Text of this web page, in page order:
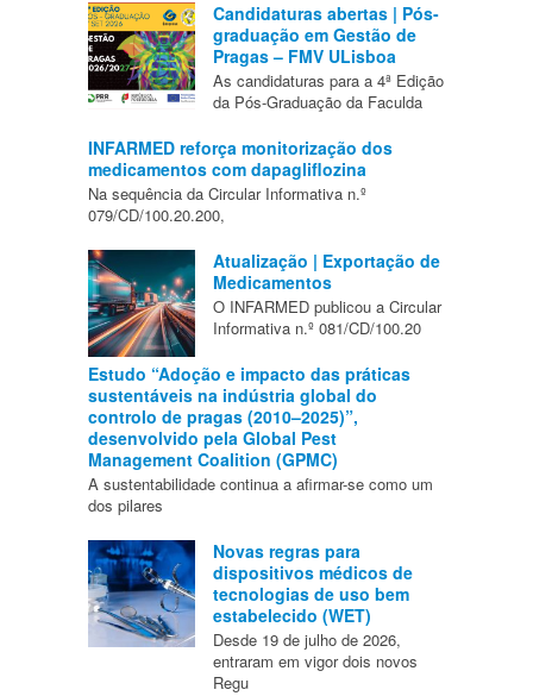
Candidaturas abertas | Pós-
graduação em Gestão de
Pragas – FMV ULisboa
As candidaturas para a 4ª Edição
da Pós-Graduação da Faculda
INFARMED reforça monitorização dos
medicamentos com dapagliflozina
Na sequência da Circular Informativa n.º
079/CD/100.20.200,
Atualização | Exportação de
Medicamentos
O INFARMED publicou a Circular
Informativa n.º 081/CD/100.20
Estudo “Adoção e impacto das práticas
sustentáveis na indústria global do
controlo de pragas (2010–2025)”,
desenvolvido pela Global Pest
Management Coalition (GPMC)
A sustentabilidade continua a afirmar-se como um
dos pilares
Novas regras para
dispositivos médicos de
tecnologias de uso bem
estabelecido (WET)
Desde 19 de julho de 2026,
entraram em vigor dois novos
Regu